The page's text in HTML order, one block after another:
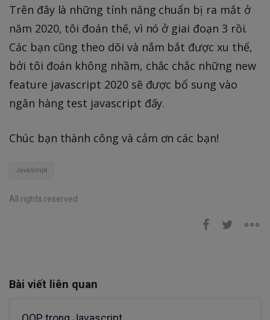
Trên đây là những tính năng chuẩn bị ra mắt ở
năm 2020, tôi đoán thế, vì nó ở giai đoạn 3 rồi.
Các bạn cũng theo dõi và nắm bắt được xu thế,
bởi tôi đoán không nhầm, chắc chắc những new
feature javascript 2020 sẽ được bổ sung vào
ngân hàng test javascript đấy.
Chúc bạn thành công và cảm ơn các bạn!
JavaScript
All rights reserved
Bài viết liên quan